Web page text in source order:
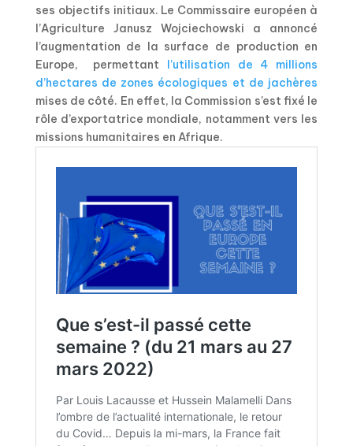
ses objectifs initiaux. Le Commissaire européen à
l’Agriculture Janusz Wojciechowski a annoncé
l’augmentation de la surface de production en
Europe, permettant l’utilisation de 4 millions
d’hectares de zones écologiques et de jachères
mises de côté. En effet, la Commission s’est fixé le
rôle d’exportatrice mondiale, notamment vers les
missions humanitaires en Afrique.